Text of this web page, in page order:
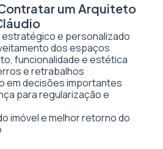
um Arquiteto
e personalizado
dos espaços
funcionalidade e estética
e retrabalhos
em decisões importantes
para regularização e
imóvel e melhor retorno do